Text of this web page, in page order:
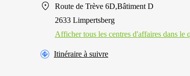
Route de Trève 6D,Bâtiment D
2633 Limpertsberg
Afficher tous les centres d'affaires dans le
Itinéraire à suivre